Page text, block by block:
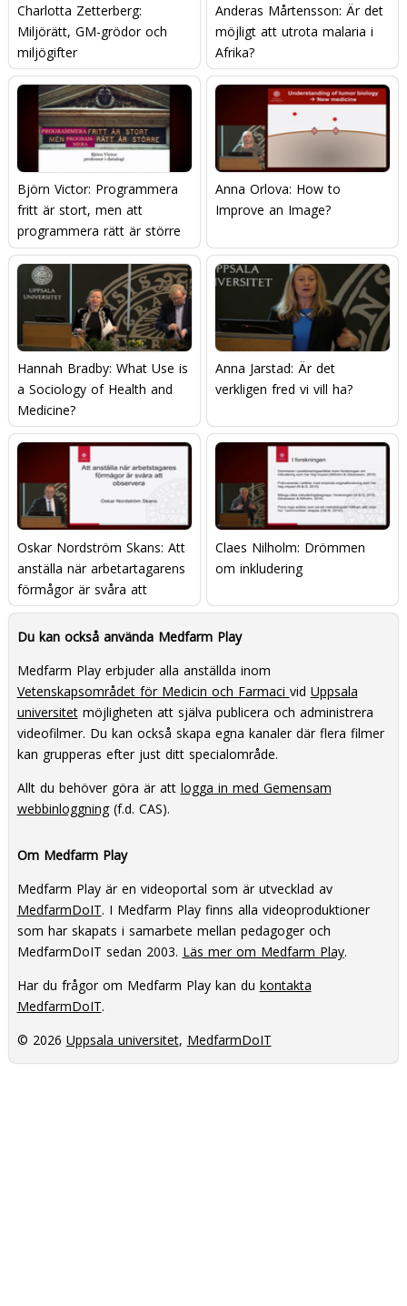
Charlotta Zetterberg:
Miljörätt, GM-grödor och
miljögifter
Anderas Mårtensson: Är det
möjligt att utrota malaria i
Afrika?
Björn Victor: Programmera
fritt är stort, men att
programmera rätt är större
Anna Orlova: How to
Improve an Image?
Hannah Bradby: What Use is
a Sociology of Health and
Medicine?
Anna Jarstad: Är det
verkligen fred vi vill ha?
Oskar Nordström Skans: Att
anställa när arbetartagarens
förmågor är svåra att
observera
Claes Nilholm: Drömmen
om inkludering
Du kan också använda Medfarm Play
Medfarm Play erbjuder alla anställda inom
Vetenskapsområdet för Medicin och Farmaci vid Uppsala
universitetmöjligheten att själva publicera och administrera
videofilmer. Du kan också skapa egna kanaler där flera filmer
kan grupperas efter just ditt specialområde.
Allt du behöver göra är att logga in med Gemensam
webbinloggning(f.d. CAS).
Om Medfarm Play
Medfarm Play är en videoportal som är utvecklad av
MedfarmDoIT. I Medfarm Play finns alla videoproduktioner
som har skapats i samarbete mellan pedagoger och
MedfarmDoIT sedan 2003. Läs mer om Medfarm Play.
Har du frågor om Medfarm Play kan du kontakta
MedfarmDoIT.
© 2026 Uppsala universitet, MedfarmDoIT